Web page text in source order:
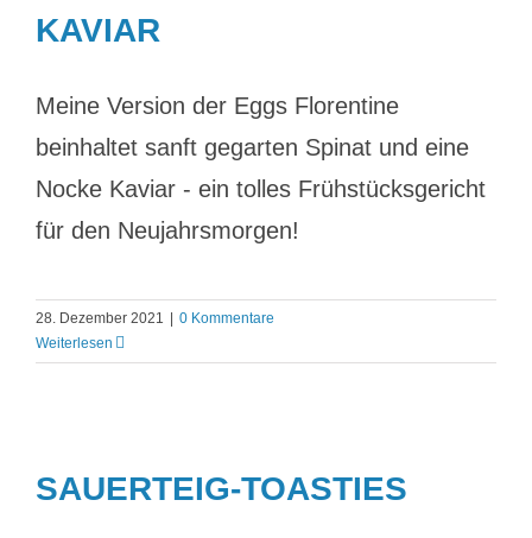
KAVIAR
Meine Version der Eggs Florentine
beinhaltet sanft gegarten Spinat und eine
Nocke Kaviar - ein tolles Frühstücksgericht
für den Neujahrsmorgen!
28. Dezember 2021
0 Kommentare
Weiterlesen
SAUERTEIG-TOASTIES